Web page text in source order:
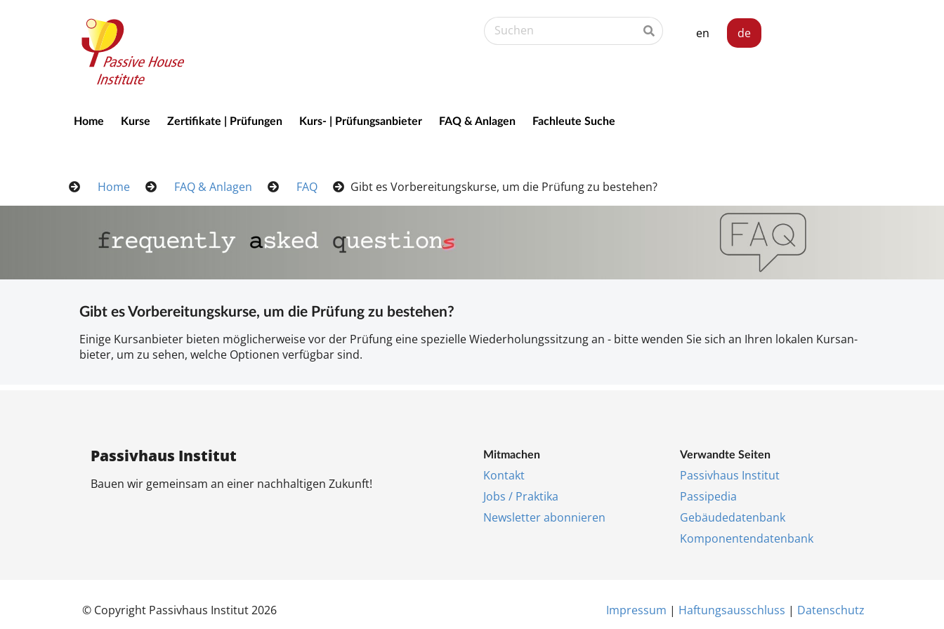
en de
Home Kurse Zertifikate | Prüfungen Kurs- | Prüfungsanbieter FAQ & Anlagen Fachleute Suche
Home FAQ & Anlagen FAQ Gibt es Vorbereitungskurse, um die Prüfung zu bestehen?
Gibt es Vor­be­rei­tungs­kur­se, um die Prü­fung zu be­ste­hen?
Ein­ige Kur­san­bi­eter bi­eten mög­lich­er­wei­se vor der Prü­fung ei­ne spez­i­el­le Wie­der­ho­lungs­sit­zung an - bit­te wen­den Sie sich an Ih­ren lo­ka­len Kur­san­
bi­eter, um zu se­hen, wel­che Op­ti­on­en ver­füg­bar sind.
Pas­siv­haus In­sti­tut
Bau­en wir ge­mein­sam an ei­ner nach­hal­ti­gen Zu­kunft!
Mit­ma­chen
Kon­takt
Jobs / Prak­ti­ka
Newslet­ter abon­nie­ren
Ver­wand­te Sei­ten
Pas­siv­haus In­sti­tut
Pas­si­pe­dia
Ge­bäu­de­da­ten­bank
Kom­po­nen­ten­da­ten­bank
© Co­py­right Pas­siv­haus In­sti­tut 2026 Im­pres­s­um | Haf­tungs­aus­schluss | Da­ten­schutz